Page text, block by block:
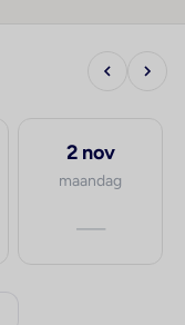
2 nov
maandag
—